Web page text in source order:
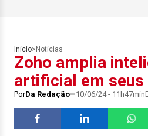
Início> Notícias
Zoho amplia
artificial em
PorDa Redação 10/06/24 - 11h47min